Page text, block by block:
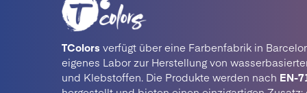
TColors verfügt über eine Farbenfabrik in
eigenes Labor zur Herstellung von
und Klebstoffen. Die Produkte werden nach EN-